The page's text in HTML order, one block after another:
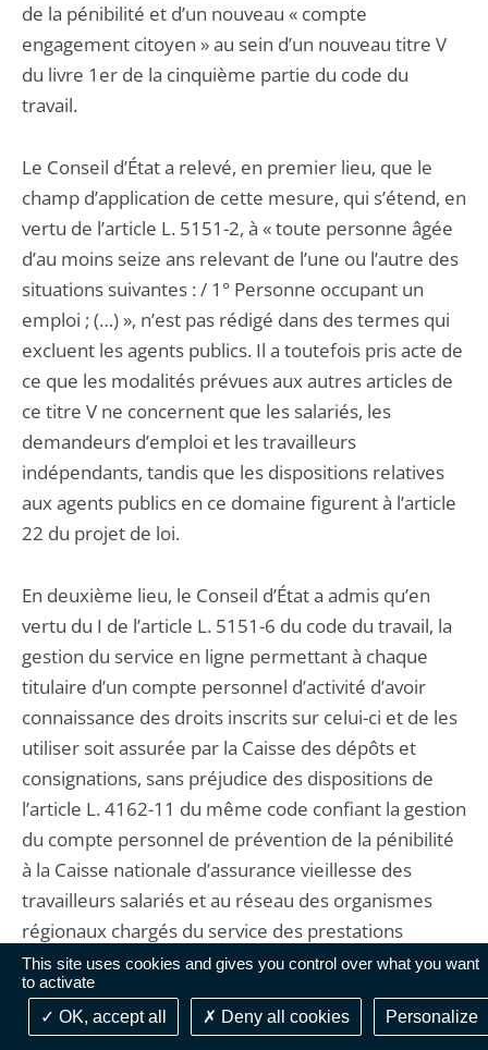
This site uses cookies and gives you control over what you want
to activate
OK, accept all
Deny all cookies Personalize
de la pénibilité et d’un nouveau « compte
engagement citoyen » au sein d’un nouveau titre V
du livre 1er de la cinquième partie du code du
travail.
Le Conseil d’État a relevé, en premier lieu, que le
champ d’application de cette mesure, qui s’étend, en
vertu de l’article L. 5151-2, à « toute personne âgée
d’au moins seize ans relevant de l’une ou l’autre des
situations suivantes : / 1° Personne occupant un
emploi ; (…) », n’est pas rédigé dans des termes qui
excluent les agents publics. Il a toutefois pris acte de
ce que les modalités prévues aux autres articles de
ce titre V ne concernent que les salariés, les
demandeurs d’emploi et les travailleurs
indépendants, tandis que les dispositions relatives
aux agents publics en ce domaine figurent à l’article
22 du projet de loi.
En deuxième lieu, le Conseil d’État a admis qu’en
vertu du I de l’article L. 5151-6 du code du travail, la
gestion du service en ligne permettant à chaque
titulaire d’un compte personnel d’activité d’avoir
connaissance des droits inscrits sur celui-ci et de les
utiliser soit assurée par la Caisse des dépôts et
consignations, sans préjudice des dispositions de
l’article L. 4162-11 du même code confiant la gestion
du compte personnel de prévention de la pénibilité
à la Caisse nationale d’assurance vieillesse des
travailleurs salariés et au réseau des organismes
régionaux chargés du service des prestations
d’assurance vieillesse du régime général de sécurité
sociale. Il a toutefois attiré l’attention du
Gouvernement sur l’opportunité de prévoir la